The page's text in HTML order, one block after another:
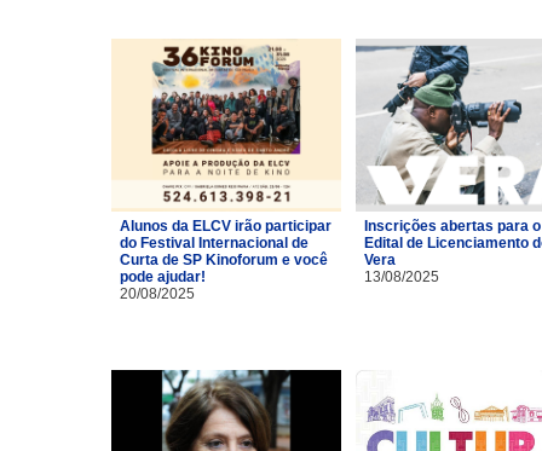
Alunos da ELCV irão participar
do Festival Internacional de
Curta de SP Kinoforum e você
pode ajudar!
20/08/2025
Inscrições abertas para o
Edital de Licenciamento
Vera
13/08/2025